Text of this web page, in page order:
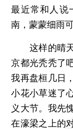
最近常和人说
南，蒙蒙细雨
这样的晴天
京都光秃秃了
我再盘桓几日
小花小草迷了
义大节。我先
在濠梁之上的